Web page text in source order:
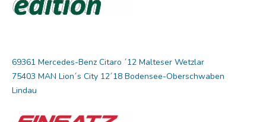
69361 Mercedes-Benz Citaro ´12 Malteser Wetzlar
75403 MAN Lion´s City 12´18 Bodensee-Oberschwaben
Lindau